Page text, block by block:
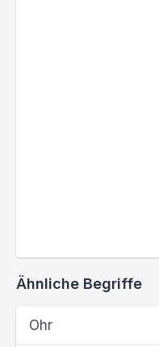
Ähnliche Begriffe
Ohr